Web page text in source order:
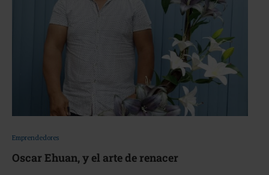
Emprendedores
Oscar Ehuan, y el arte de renacer